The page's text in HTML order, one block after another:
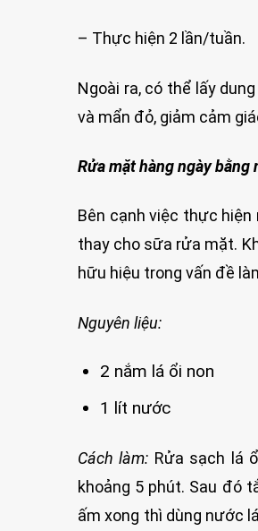
– Thực hiện 2 lần/tuần.
Ngoài ra, có thể lấy
và mẩn đỏ, giảm cảm
Rửa mặt hàng ngày bằng
Bên cạnh việc thực
thay cho sữa rửa mặt.
hữu hiệu trong vấn đề
Nguyên liệu:
2 nắm lá ổi non
1 lít nước
Cách làm: Rửa sạch lá
khoảng 5 phút. Sau đó
ấm xong thì dùng nước